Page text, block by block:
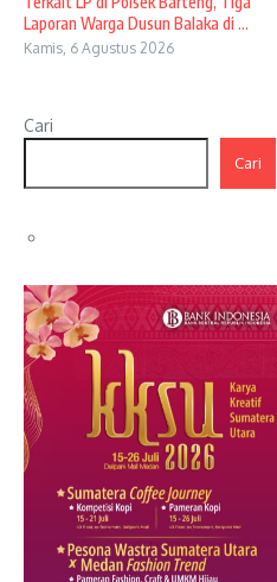
Laporan Warga Dusun Balaka di ...
Kamis, 6 Agustus 2026
Cari
Cari